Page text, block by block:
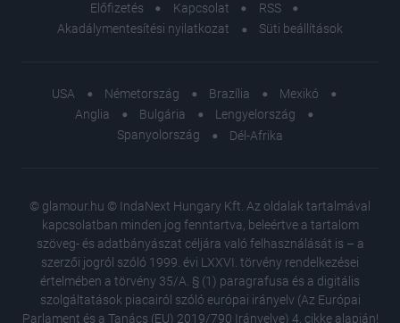
Előfizetés
Kapcsolat
RSS
Akadálymentesítési nyilatkozat
Süti beállítások
USA Németország Brazília
Mexikó
Anglia
Bulgária
Lengyelország
Spanyolország
Dél-Afrika
© glamour.hu © IndaNext Hungary Kft. Az oldalak tartalmával
kapcsolatban minden jog fenntartva, beleértve a tartalom
szöveg- és adatbányászat céljára való felhasználását is – a
szerzői jogról szóló 1999. évi LXXVI. törvény rendelkezései
értelmében a törvény 35/A. § (1) paragrafusa és a digitális
szolgáltatások piacairól szóló európai irányelv (Az Európai
Parlament és a Tanács (EU) 2019/790 Irányelve) 4. cikke alapján!